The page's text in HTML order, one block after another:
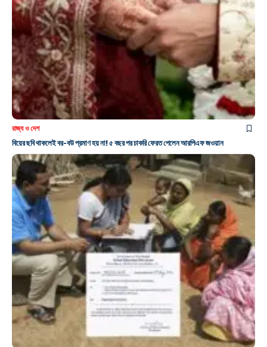
রাজ্য ও দেশ
বিয়ের ছবি থাকলেই বর-বউ প্রমাণ হয় না! ৫ বছর পর চাকরি ফেরত পেলেন আরপিএফ জওয়ান